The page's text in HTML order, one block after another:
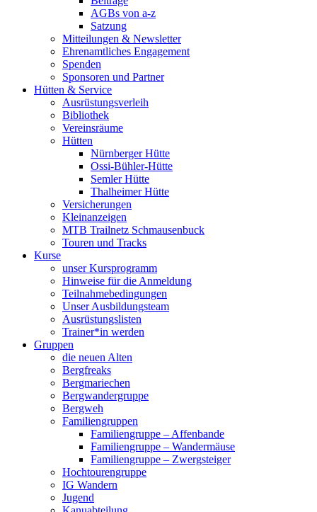
AGBs von a-z
Satzung
Mitteilungen & Newsletter
Ehrenamtliches Engagement
Spenden
Sponsoren und Partner
Hütten & Service
Ausrüstungsverleih
Bibliothek
Vereinsräume
Hütten
Nürnberger Hütte
Ossi-Bühler-Hütte
Semler Hütte
Thalheimer Hütte
Versicherungen
Kleinanzeigen
MTB Trailnetz Schmausenbuck
Touren und Tracks
Kurse
unser Kursprogramm
Hinweise für die Anmeldung
Teilnahmebedingungen
Unser Ausbildungsteam
Ausrüstungslisten
Trainer*in werden
Gruppen
die neuen Alten
Bergfreaks
Bergmariechen
Bergwandergruppe
Bergweh
Familiengruppen
Familiengruppe – Affenbande
Familiengruppe – Wandermäuse
Familiengruppe – Zwergsteiger
Hochtourengruppe
IG Wandern
Jugend